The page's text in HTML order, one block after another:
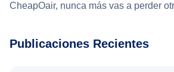
CheapOair, nunca más vas a perder
Publicaciones Recientes